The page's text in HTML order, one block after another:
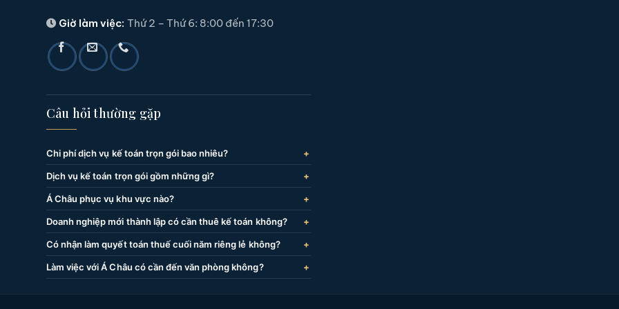
Giờ làm việc: Thứ 2 – Thứ 6: 8:00 đến 17:30
Câu hỏi thường gặp
Chi phí dịch vụ kế toán trọn gói bao nhiêu?
Dịch vụ kế toán trọn gói gồm những gì?
Á Châu phục vụ khu vực nào?
Doanh nghiệp mới thành lập có cần thuê kế toán không?
Có nhận làm quyết toán thuế cuối năm riêng lẻ không?
Làm việc với Á Châu có cần đến văn phòng không?